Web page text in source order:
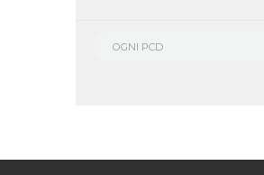
OGNI PCD